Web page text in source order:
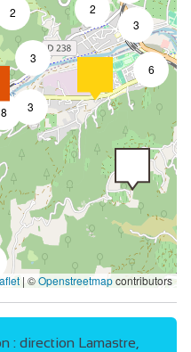
2
2
3
3
8
3
6
| ©Openstreetmapcontributors
: direction Lamastre,